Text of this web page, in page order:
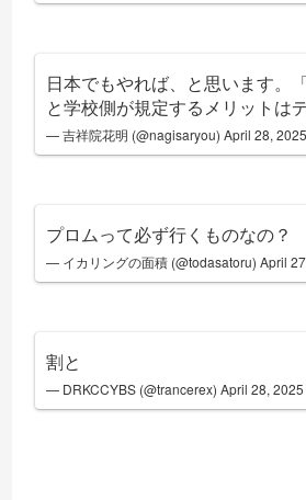
日本でもやれば、と思います。
と学校側が規定するメリットはデ
— 吉祥院花明 (@nagisaryou)April 28, 2025
プロムって必ず行くものなの？
— イカリングの面積 (@todasatoru)April
割と
— DRKCCYBS (@trancerex)April 28, 2025